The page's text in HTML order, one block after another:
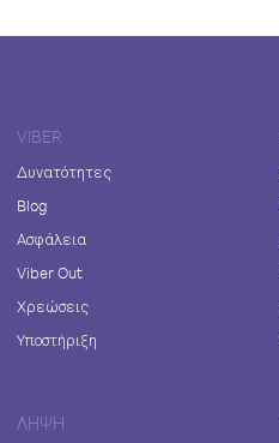
VIBER
Δυνατότητες
Blog
Ασφάλεια
Viber Out
Χρεώσεις
Υποστήριξη
ΛΉΨΗ